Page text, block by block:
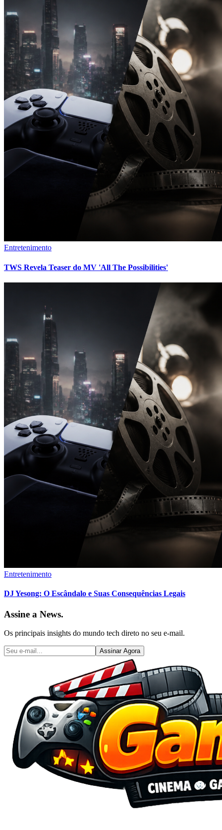
Entretenimento
TWS Revela Teaser do MV 'All The Possibilities'
Entretenimento
DJ Yesong: O Escândalo e Suas Consequências Legais
Assine a News.
Os principais insights do mundo tech direto no seu e-mail.
Assinar Agora